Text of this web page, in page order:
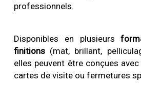
professionnels.
Disponibles en plusieurs
finitions (mat, brillant,
elles peuvent être conçues
cartes de visite ou fermetures